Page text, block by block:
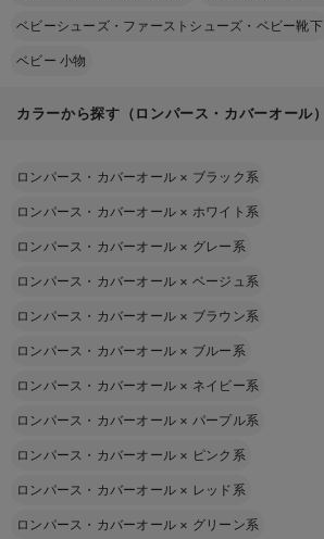
ベビーシューズ・ファーストシューズ・ベビー靴下
ベビー 小物
カラーから探す（ロンパース・カバーオール）
ロンパース・カバーオール × ブラック系
ロンパース・カバーオール × ホワイト系
ロンパース・カバーオール × グレー系
ロンパース・カバーオール × ベージュ系
ロンパース・カバーオール × ブラウン系
ロンパース・カバーオール × ブルー系
ロンパース・カバーオール × ネイビー系
ロンパース・カバーオール × パープル系
ロンパース・カバーオール × ピンク系
ロンパース・カバーオール × レッド系
ロンパース・カバーオール × グリーン系